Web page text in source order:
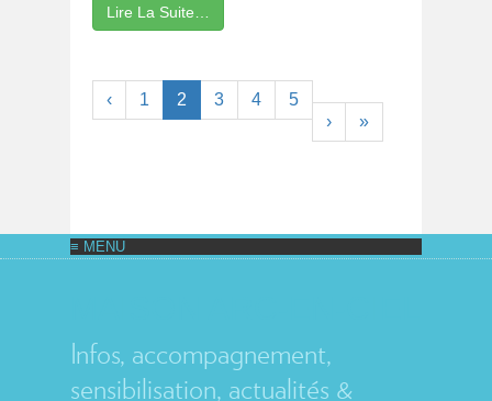
Lire La Suite…
‹ 1 2 3 4
5
›
»
Infos, accompagnement,
sensibilisation, actualités &